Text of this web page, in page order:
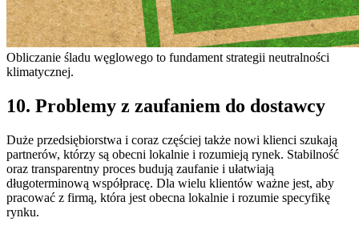
Obliczanie śladu węglowego to fundament strategii neutralności
klimatycznej.
10. Problemy z zaufaniem do dostawcy
Duże przedsiębiorstwa i coraz częściej także nowi klienci szukają
partnerów, którzy są obecni lokalnie i rozumieją rynek. Stabilność
oraz transparentny proces budują zaufanie i ułatwiają
długoterminową współpracę. Dla wielu klientów ważne jest, aby
pracować z firmą, która jest obecna lokalnie i rozumie specyfikę
rynku.